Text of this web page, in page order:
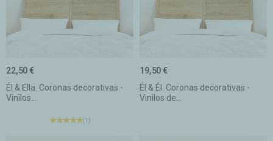
Él & Ella. Coronas decorativas -
Vinilos...
22,50 €
(1)
Él & Él. Coronas decorativas -
Vinilos de...
19,50 €